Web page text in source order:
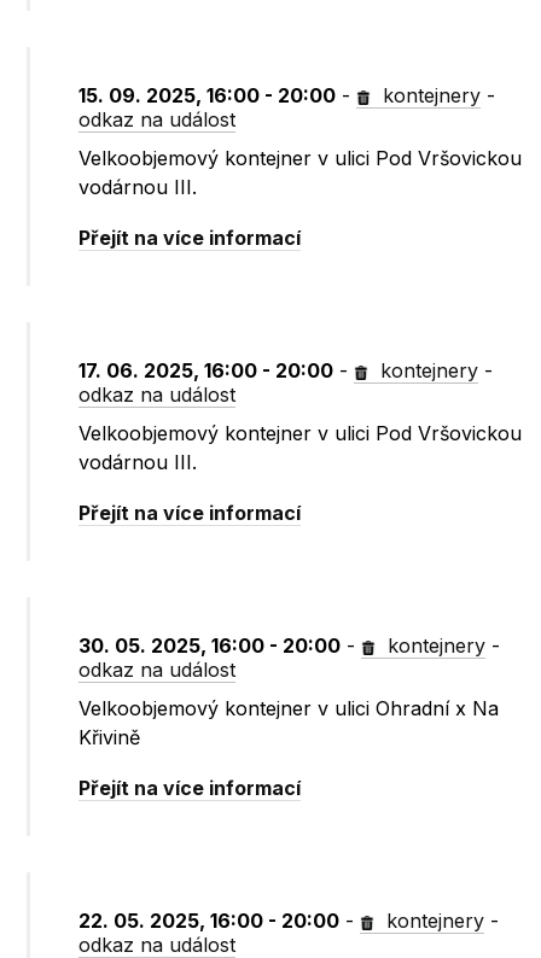
15. 09. 2025, 16:00 - 20:00 - kontejnery -
odkaz na událost
Velkoobjemový kontejner v ulici Pod Vršovickou
vodárnou III.
Přejít na více informací
17. 06. 2025, 16:00 - 20:00 - kontejnery -
odkaz na událost
Velkoobjemový kontejner v ulici Pod Vršovickou
vodárnou III.
Přejít na více informací
30. 05. 2025, 16:00 - 20:00 - kontejnery -
odkaz na událost
Velkoobjemový kontejner v ulici Ohradní x Na
Křivině
Přejít na více informací
22. 05. 2025, 16:00 - 20:00 - kontejnery -
odkaz na událost